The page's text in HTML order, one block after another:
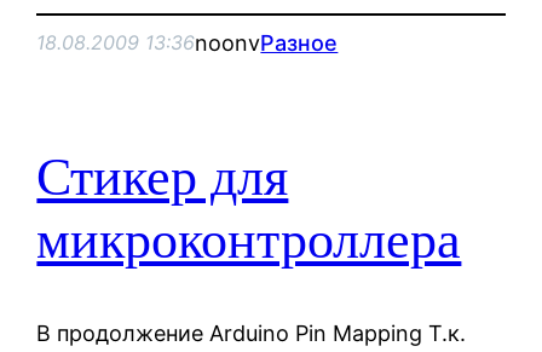
18.08.2009 13:36noonvРазное
Стикер для
микроконтроллера
В продолжение Arduino Pin Mapping Т.к.